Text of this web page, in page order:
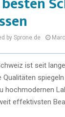
by Sprone.de
ist seit
Qualitäten
hochmodernen
effektivsten